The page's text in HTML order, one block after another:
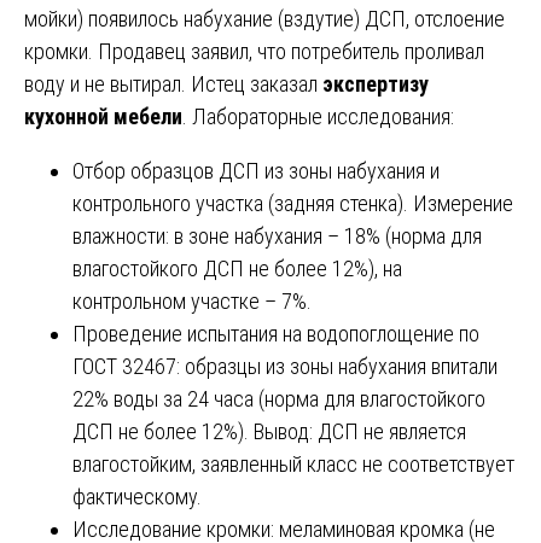
мойки) появилось набухание (вздутие) ДСП, отслоение
кромки. Продавец заявил, что потребитель проливал
воду и не вытирал. Истец заказал экспертизу
кухонной мебели . Лабораторные исследования:
Отбор образцов ДСП из зоны набухания и
контрольного участка (задняя стенка). Измерение
влажности: в зоне набухания – 18% (норма для
влагостойкого ДСП не более 12%), на
контрольном участке – 7%.
Проведение испытания на водопоглощение по
ГОСТ 32467: образцы из зоны набухания впитали
22% воды за 24 часа (норма для влагостойкого
ДСП не более 12%). Вывод: ДСП не является
влагостойким, заявленный класс не соответствует
фактическому.
Исследование кромки: меламиновая кромка (не